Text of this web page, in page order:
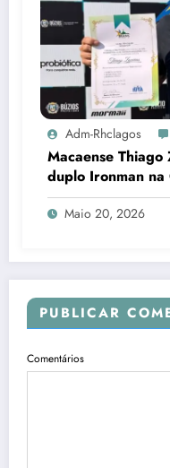
Adm-Rhclagos
Macaense Thiago
duplo Ironman
Ultraman em
Maio 20, 2026
PUBLICAR
Comentários